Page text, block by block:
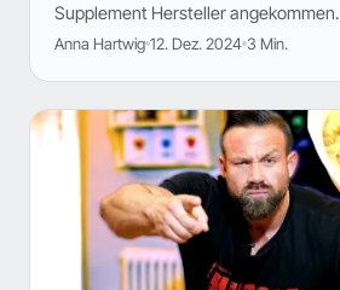
Supplement Hersteller angekommen.
Anna Hartwig 12. Dez. 2024 3 Min.